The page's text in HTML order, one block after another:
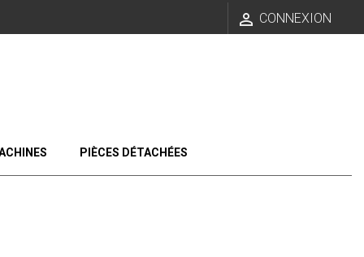
 CONNEXION
PIÈCES DÉTACHÉES